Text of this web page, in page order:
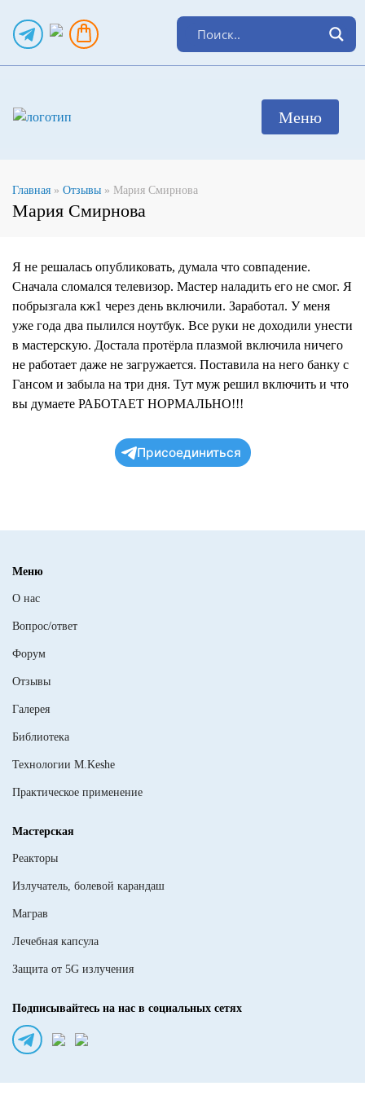
Главная » Отзывы » Мария Смирнова
Мария Смирнова
Я не решалась опубликовать, думала что совпадение.
Сначала сломался телевизор. Мастер наладить его не смог. Я
побрызгала кж1 через день включили. Заработал. У меня
уже года два пылился ноутбук. Все руки не доходили унести
в мастерскую. Достала протëрла плазмой включила ничего
не работает даже не загружается. Поставила на него банку с
Гансом и забыла на три дня. Тут муж решил включить и что
вы думаете РАБОТАЕТ НОРМАЛЬНО!!!
Присоединиться
Меню
О нас
Вопрос/ответ
Форум
Отзывы
Галерея
Библиотека
Технологии M.Keshe
Практическое применение
Мастерская
Реакторы
Излучатель, болевой карандаш
Маграв
Лечебная капсула
Защита от 5G излучения
Подписывайтесь на нас в социальных сетях